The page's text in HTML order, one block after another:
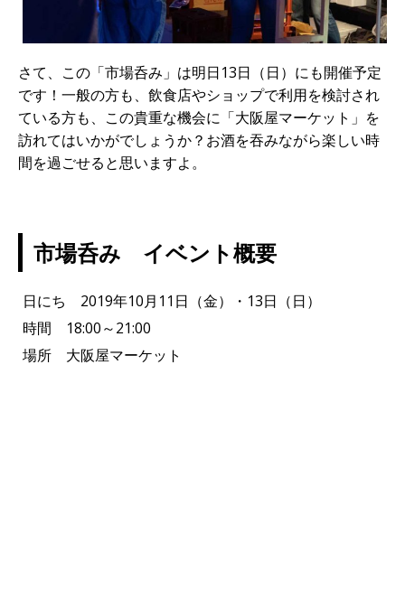
さて、この「市場呑み」は明日13日（日）にも開催予定
です！一般の方も、飲食店やショップで利用を検討され
ている方も、この貴重な機会に「大阪屋マーケット」を
訪れてはいかがでしょうか？お酒を吞みながら楽しい時
間を過ごせると思いますよ。
市場呑み イベント概要
日にち 2019年10月11日（金）・13日（日）
時間 18:00～21:00
場所 大阪屋マーケット